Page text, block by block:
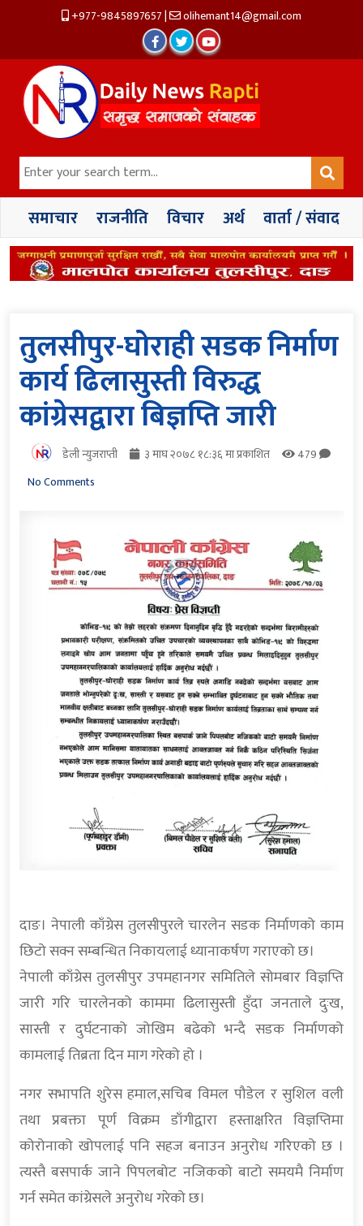
+977-9845897657| olihemant14@gmail.com
समाचार राजनीति विचार अर्थ वार्ता / संवाद
तुलसीपुर-घोराही सडक निर्माण
कार्य ढिलासुस्ती विरुद्ध
कांग्रेसद्वारा बिज्ञप्ति जारी
डेली न्युजराप्ती ३ माघ २०७८ १८:३६ मा प्रकाशित
479
No Comments
दाङ। नेपाली काँग्रेस तुलसीपुरले चारलेन सडक निर्माणको काम
छिटो सक्न सम्बन्धित निकायलाई ध्यानाकर्षण गराएको छ।
नेपाली काँग्रेस तुलसीपुर उपमहानगर समितिले सोमबार विज्ञप्ति
जारी गरि चारलेनको काममा ढिलासुस्ती हुँदा जनताले दुःख,
सास्ती र दुर्घटनाको जोखिम बढेको भन्दै सडक निर्माणको
कामलाई तिब्रता दिन माग गरेको हो ।
नगर सभापति शुरेस हमाल,सचिब विमल पौडेल र सुशिल वली
तथा प्रबक्ता पूर्ण विक्रम डाँगीद्वारा हस्ताक्षरित विज्ञप्तिमा
कोरोनाको खोपलाई पनि सहज बनाउन अनुरोध गरिएको छ ।
त्यस्तै बसपार्क जाने पिपलबोट नजिकको बाटो समयमै निर्माण
गर्न समेत कांग्रेसले अनुरोध गरेको छ।